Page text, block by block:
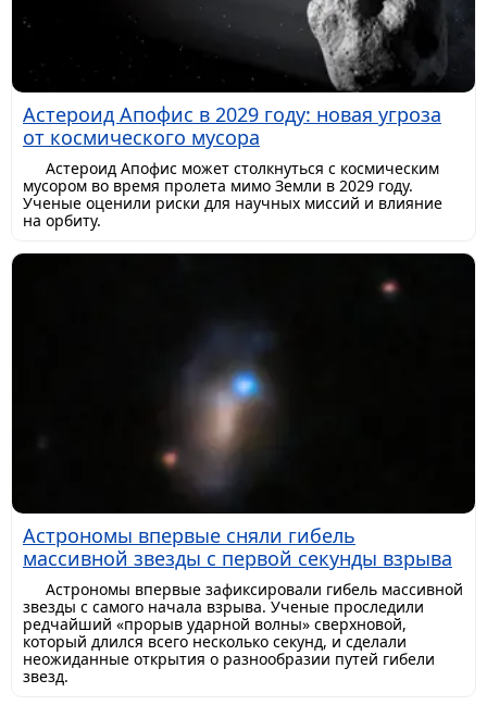
Астероид Апофис в 2029 году: новая угроза
от космического мусора
Астероид Апофис может столкнуться с космическим
мусором во время пролета мимо Земли в 2029 году.
Ученые оценили риски для научных миссий и влияние
на орбиту.
Астрономы впервые сняли гибель
массивной звезды с первой секунды взрыва
Астрономы впервые зафиксировали гибель массивной
звезды с самого начала взрыва. Ученые проследили
редчайший «прорыв ударной волны» сверхновой,
который длился всего несколько секунд, и сделали
неожиданные открытия о разнообразии путей гибели
звезд.